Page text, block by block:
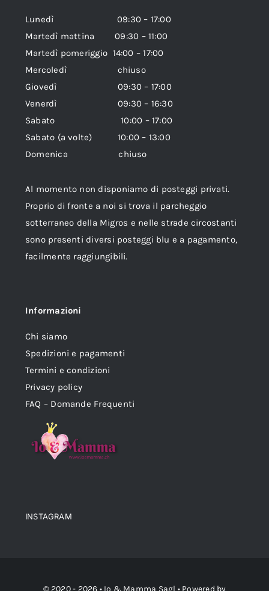
Lunedì 09:30 – 17:00
Martedì mattina 09:30 – 11:00
Martedì pomeriggio 14:00 – 17:00
Mercoledì chiuso
Giovedì 09:30 – 17:00
Venerdì 09:30 – 16:30
Sabato 10:00 – 17:00
Sabato (a volte) 10:00 – 13:00
Domenica chiuso
Al momento non disponiamo di posteggi privati.
Proprio di fronte a noi si trova il parcheggio
sotterraneo della Migros e nelle strade circostanti
sono presenti diversi posteggi blu e a pagamento,
facilmente raggiungibili.
Informazioni
Chi siamo
Spedizioni e pagamenti
Termini e condizioni
Privacy policy
FAQ – Domande Frequenti
INSTAGRAM